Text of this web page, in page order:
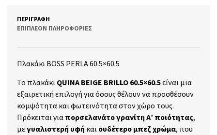
ΠΕΡΙΓΡΑΦΉ
ΕΠΙΠΛΈΟΝ ΠΛΗΡΟΦΟΡΊΕΣ
Πλακάκι BOSS PERLA 60.5×60.5
Το πλακάκι QUINA BEIGE BRILLO 60.5×60.5είναι μια
εξαιρετική επιλογή για όσους θέλουν να προσθέσουν
κομψότητα και φωτεινότητα στον χώρο τους.
Πρόκειται για πορσελανάτο γρανίτη Α’ ποιότητας,
μεγυαλιστερή υφή και ουδέτερο μπεζ χρώμα, που